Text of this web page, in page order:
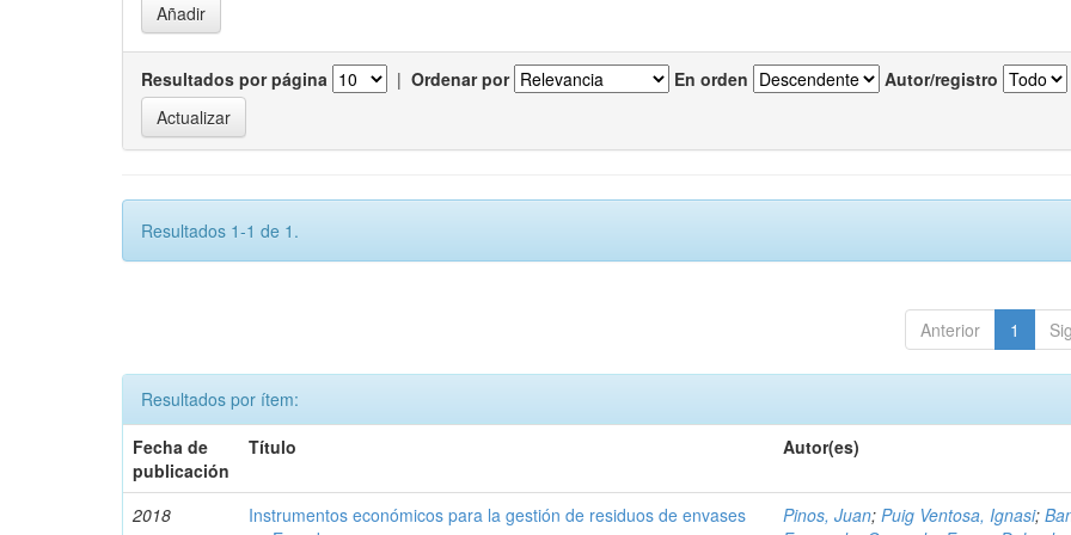
Resultados por página | Ordenar por En orden Autor/registro
Resultados 1-1 de 1.
Anterior 1
Resultados por ítem:
Fecha de
publicación
Título Autor(es)
2018
Instrumentos económicos para la gestión de residuos de envases
Pinos, Juan;Puig Ventosa, Ignasi;